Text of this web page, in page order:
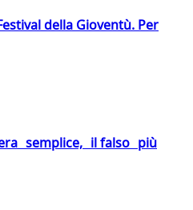
della Gioventù. Per
semplice, il falso più